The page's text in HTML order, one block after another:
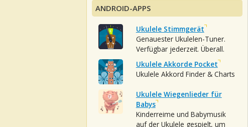
ANDROID-APPS
Ukulele Stimmgerät
Genauester Ukulelen-Tuner.
Verfügbar jederzeit. Überall.
Ukulele Akkorde Pocket
Ukulele Akkord Finder & Charts
Ukulele Wiegenlieder für
Babys
Kinderreime und Babymusik
auf der Ukulele gespielt, um